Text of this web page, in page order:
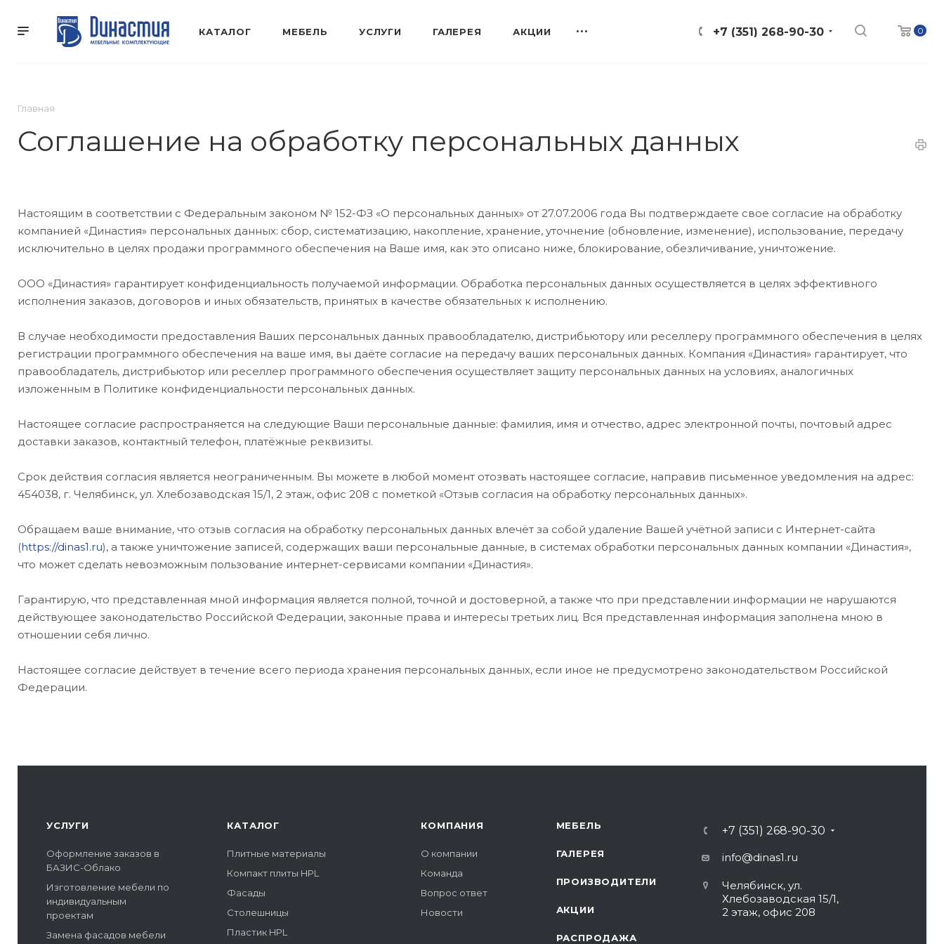
0
+7 (351) 268-90-30
КАТАЛОГ МЕБЕЛЬ УСЛУГИ ГАЛЕРЕЯ АКЦИИ
Главная
Соглашение на обработку персональных данных
Настоящим в соответствии с Федеральным законом № 152-ФЗ «О персональных данных» от 27.07.2006 года Вы подтверждаете свое согласие на обработку
компанией «Династия» персональных данных: сбор, систематизацию, накопление, хранение, уточнение (обновление, изменение), использование, передачу
исключительно в целях продажи программного обеспечения на Ваше имя, как это описано ниже, блокирование, обезличивание, уничтожение.
ООО «Династия» гарантирует конфиденциальность получаемой информации. Обработка персональных данных осуществляется в целях эффективного
исполнения заказов, договоров и иных обязательств, принятых в качестве обязательных к исполнению.
В случае необходимости предоставления Ваших персональных данных правообладателю, дистрибьютору или реселлеру программного обеспечения в целях
регистрации программного обеспечения на ваше имя, вы даёте согласие на передачу ваших персональных данных. Компания «Династия» гарантирует, что
правообладатель, дистрибьютор или реселлер программного обеспечения осуществляет защиту персональных данных на условиях, аналогичных
изложенным в Политике конфиденциальности персональных данных.
Настоящее согласие распространяется на следующие Ваши персональные данные: фамилия, имя и отчество, адрес электронной почты, почтовый адрес
доставки заказов, контактный телефон, платёжные реквизиты.
Срок действия согласия является неограниченным. Вы можете в любой момент отозвать настоящее согласие, направив письменное уведомления на адрес:
454038, г. Челябинск, ул. Хлебозаводская 15/1, 2 этаж, офис 208 с пометкой «Отзыв согласия на обработку персональных данных».
Обращаем ваше внимание, что отзыв согласия на обработку персональных данных влечёт за собой удаление Вашей учётной записи с Интернет-сайта
(https://dinas1.ru), а также уничтожение записей, содержащих ваши персональные данные, в системах обработки персональных данных компании «Династия»,
что может сделать невозможным пользование интернет-сервисами компании «Династия».
Гарантирую, что представленная мной информация является полной, точной и достоверной, а также что при представлении информации не нарушаются
действующее законодательство Российской Федерации, законные права и интересы третьих лиц. Вся представленная информация заполнена мною в
отношении себя лично.
Настоящее согласие действует в течение всего периода хранения персональных данных, если иное не предусмотрено законодательством Российской
Федерации.
УСЛУГИ
Оформление заказов в
БАЗИС-Облако
Изготовление мебели по
индивидуальным
проектам
Замена фасадов мебели
КАТАЛОГ
Плитные материалы
Компакт плиты HPL
Фасады
Столешницы
Пластик HPL
КОМПАНИЯ
О компании
Команда
Вопрос ответ
Новости
МЕБЕЛЬ
ГАЛЕРЕЯ
ПРОИЗВОДИТЕЛИ
АКЦИИ
РАСПРОДАЖА
+7 (351) 268-90-30
info@dinas1.ru
Челябинск, ул.
Хлебозаводская 15/1,
2 этаж, офис 208